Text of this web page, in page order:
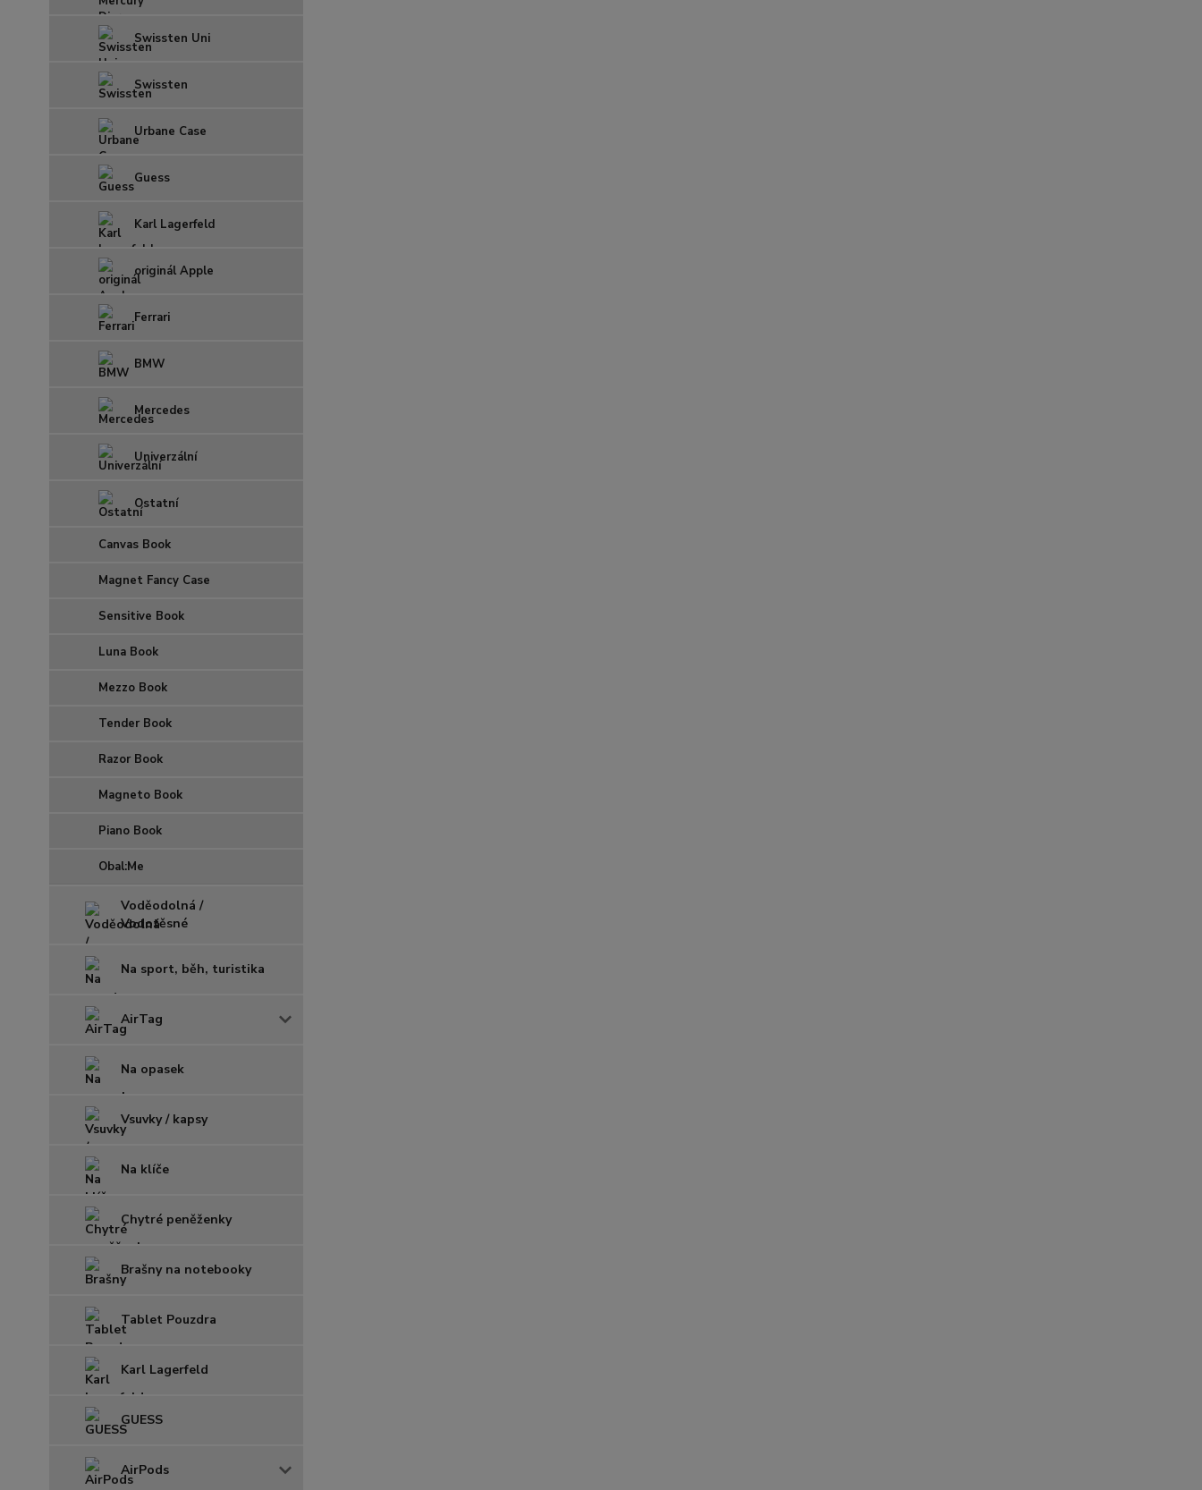
Swissten Uni
Swissten
Urbane Case
Guess
Karl Lagerfeld
originál Apple
Ferrari
BMW
Mercedes
Univerzální
Ostatní
Canvas Book
Magnet Fancy Case
Sensitive Book
Luna Book
Mezzo Book
Tender Book
Razor Book
Magneto Book
Piano Book
Obal:Me
Voděodolná /
Vodotěsné
Na sport, běh, turistika
AirTag
Na opasek
Vsuvky / kapsy
Na klíče
Chytré peněženky
Brašny na notebooky
Tablet Pouzdra
Karl Lagerfeld
GUESS
AirPods